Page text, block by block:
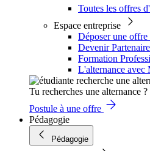
Toutes les offres
Espace entreprise
Déposer une offre
Devenir Partenaire
Formation
L'alternance
Tu recherches une alternance ?
Postule à une offre
Pédagogie
Pédagogie